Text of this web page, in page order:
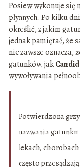
Posiew wykonuje się
płynnych. Po kilku
określić, z jakim
jednak pamiętać, że
nie zawsze oznacza,
gatunków, jak
wywoływania
Potwierdzona
nazwania
lekach,
często